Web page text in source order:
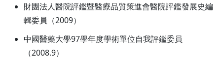
財團法人醫院評鑑暨醫療品質策進會醫院評鑑發展史編
輯委員（2009）
中國醫藥大學97學年度學術單位自我評鑑委員
（2008.9）